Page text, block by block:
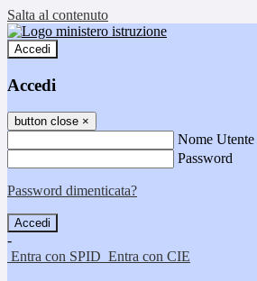
Salta al contenuto
Accedi
Accedi
button close ×
Nome Utente
Password
Password dimenticata?
-
Entra con SPID Entra con CIE